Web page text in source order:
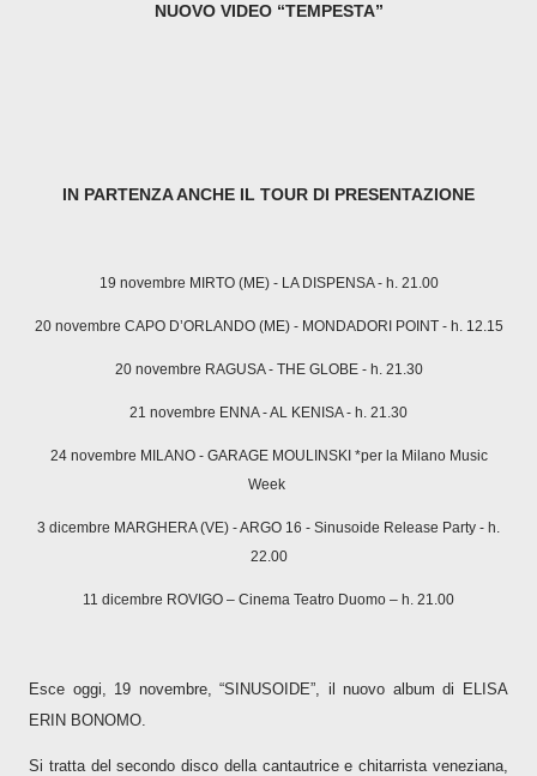
NUOVO VIDEO “TEMPESTA”
IN PARTENZA ANCHE IL TOUR DI PRESENTAZIONE
19 novembre MIRTO (ME) - LA DISPENSA - h. 21.00
20 novembre CAPO D’ORLANDO (ME) - MONDADORI POINT - h. 12.15
20 novembre RAGUSA - THE GLOBE - h. 21.30
21 novembre ENNA - AL KENISA - h. 21.30
24 novembre MILANO - GARAGE MOULINSKI *per la Milano Music
Week
3 dicembre MARGHERA (VE) - ARGO 16 - Sinusoide Release Party - h.
22.00
11 dicembre ROVIGO – Cinema Teatro Duomo – h. 21.00
Esce oggi, 19 novembre, “SINUSOIDE”, il nuovo album di ELISA
ERIN BONOMO.
Si tratta del secondo disco della cantautrice e chitarrista veneziana,